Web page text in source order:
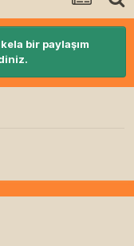
bir paylaşım